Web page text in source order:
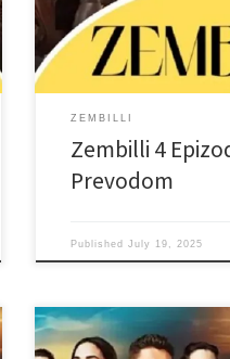
ZEMBILLI
Zembilli 4
Prevodom
PublishedJuly 19, 2025